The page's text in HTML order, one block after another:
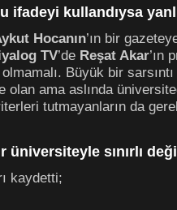
ifadeyi kullandıysa
Hocanın’ın bir
TV’de Reşat Akar’ın
Büyük bir
olan ama aslında
tutmayanların da
sınırlı
kaydetti;